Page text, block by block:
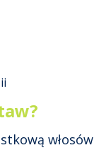
włosów